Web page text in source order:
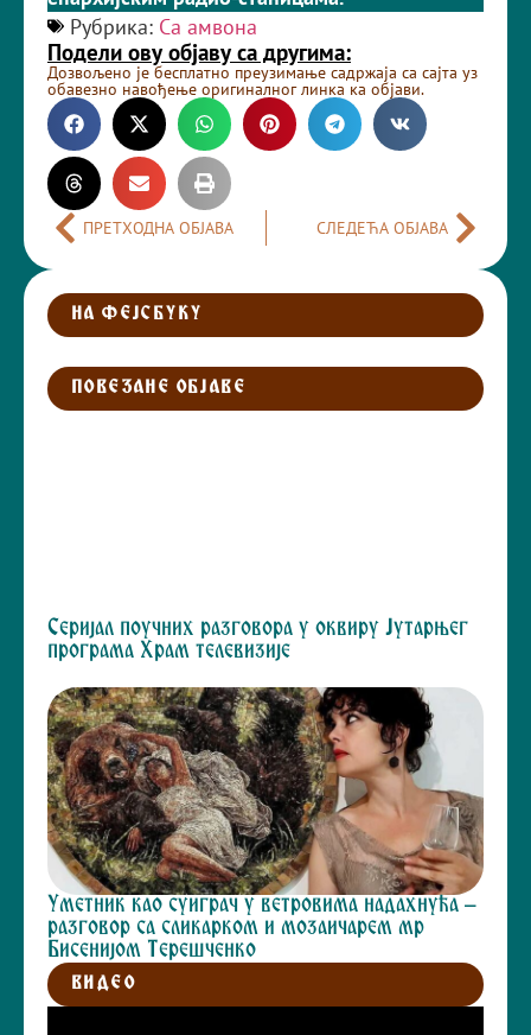
Рубрика: Са амвона
Подели ову објаву са другима:
Дозвољено је бесплатно преузимање садржаја са сајта уз
обавезно навођење оригиналног линка ка објави.
ПРЕТХОДНА ОБЈАВА СЛЕДЕЋА ОБЈАВА
НА ФЕЈСБУКУ
ПОВЕЗАНЕ ОБЈАВЕ
Серијал поучних разговора у оквиру Јутарњег
програма Храм телевизије
Уметник као суиграч у ветровима надахнућа –
разговор са сликарком и мозаичарем мр
Бисенијом Терешченко
ВИДЕО